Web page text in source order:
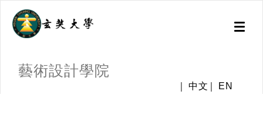
Toggle
藝術設計學院
中文 EN